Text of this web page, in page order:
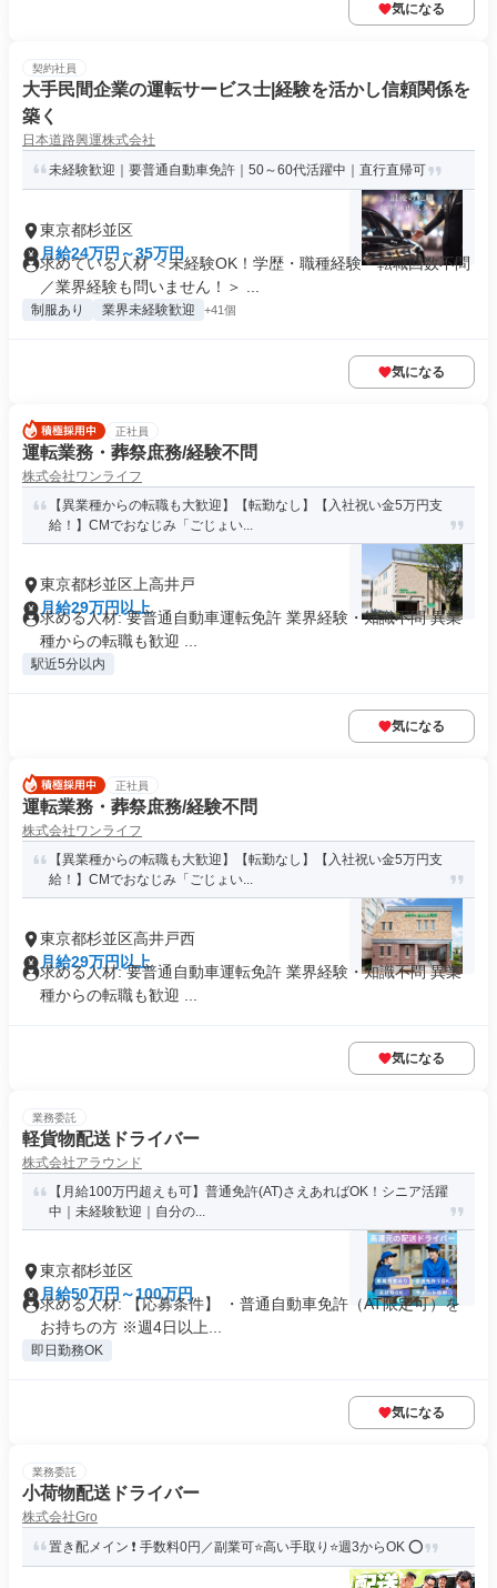
気になる
契約社員
大手民間企業の運転サービス士|経験を活かし信頼関係を
築く
日本道路興運株式会社
未経験歓迎｜要普通自動車免許｜50～60代活躍中｜直行直帰可
東京都杉並区
月給24万円～35万円
求めている人材 ＜未経験OK！学歴・職種経験・転職回数不問
／業界経験も問いません！＞ ...
制服あり 業界未経験歓迎 +41個
気になる
正社員
運転業務・葬祭庶務/経験不問
株式会社ワンライフ
【異業種からの転職も大歓迎】【転勤なし】【入社祝い金5万円支
給！】CMでおなじみ「ごじょい...
東京都杉並区上高井戸
月給29万円以上
求める人材: 要普通自動車運転免許 業界経験・知識不問 異業
種からの転職も歓迎 ...
駅近5分以内
気になる
正社員
運転業務・葬祭庶務/経験不問
株式会社ワンライフ
【異業種からの転職も大歓迎】【転勤なし】【入社祝い金5万円支
給！】CMでおなじみ「ごじょい...
東京都杉並区高井戸西
月給29万円以上
求める人材: 要普通自動車運転免許 業界経験・知識不問 異業
種からの転職も歓迎 ...
気になる
業務委託
軽貨物配送ドライバー
株式会社アラウンド
【月給100万円超えも可】普通免許(AT)さえあればOK！シニア活躍
中｜未経験歓迎｜自分の...
東京都杉並区
月給50万円～100万円
求める人材: 【応募条件】 ・普通自動車免許（AT限定可）を
お持ちの方 ※週4日以上...
即日勤務OK
気になる
業務委託
小荷物配送ドライバー
株式会社Gro
置き配メイン ❗️ 手数料0円／副業可⭐️高い手取り⭐️週3からOK ⭕️